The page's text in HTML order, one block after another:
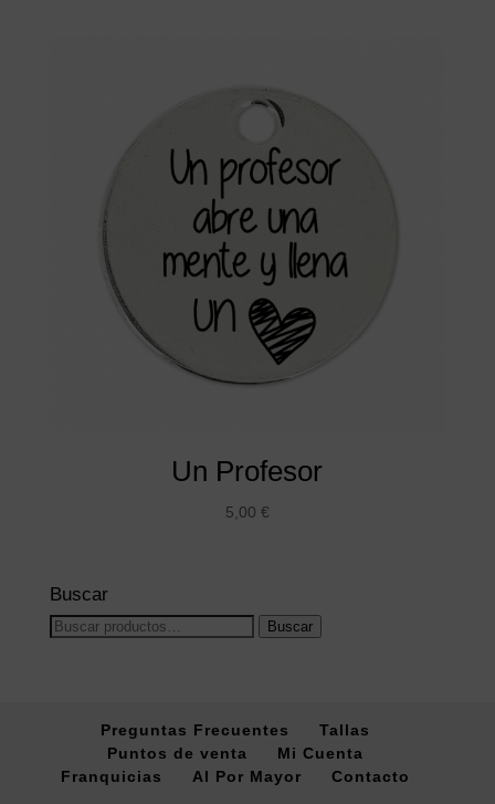
Un Profesor
5,00 €
Buscar
Buscar
Buscar
Preguntas Frecuentes
Tallas
Puntos de venta
Mi Cuenta
Franquicias
Al Por Mayor Contacto